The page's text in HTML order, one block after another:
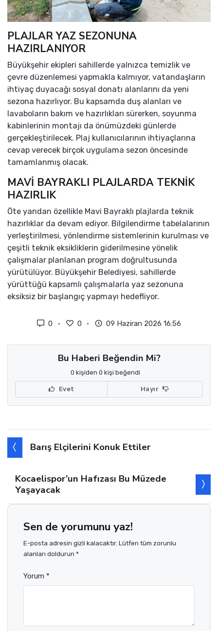
PLAJLAR YAZ SEZONUNA
HAZIRLANIYOR
Büyükşehir ekipleri sahillerde yalnızca temizlik ve
çevre düzenlemesi yapmakla kalmıyor, vatandaşların
ihtiyaç duyacağı sosyal donatı alanlarını da yeni
sezona hazırlıyor. Bu kapsamda duş alanları ve
lavaboların bakım ve hazırlıkları sürerken, soyunma
kabinlerinin montajı da önümüzdeki günlerde
gerçekleştirilecek. Plaj kullanıcılarının ihtiyaçlarına
cevap verecek birçok uygulama sezon öncesinde
tamamlanmış olacak.
MAVİ BAYRAKLI PLAJLARDA TEKNİK
HAZIRLIK
Öte yandan özellikle Mavi Bayraklı plajlarda teknik
hazırlıklar da devam ediyor. Bilgilendirme tabelalarının
yerleştirilmesi, yönlendirme sistemlerinin kurulması ve
çeşitli teknik eksikliklerin giderilmesine yönelik
çalışmalar planlanan program doğrultusunda
yürütülüyor. Büyükşehir Belediyesi, sahillerde
yürüttüğü kapsamlı çalışmalarla yaz sezonuna
eksiksiz bir başlangıç yapmayı hedefliyor.
0 0 09 Haziran 2026 16:56
Bu Haberi Beğendin Mi?
0 kişiden 0 kişi beğendi
Evet Hayır
Barış Elçilerini Konuk Ettiler
Kocaelispor’un Hafızası Bu Müzede
Yaşayacak
Sen de yorumunu yaz!
E-posta adresin gizli kalacaktır. Lütfen tüm zorunlu
alanları doldurun *
Yorum *